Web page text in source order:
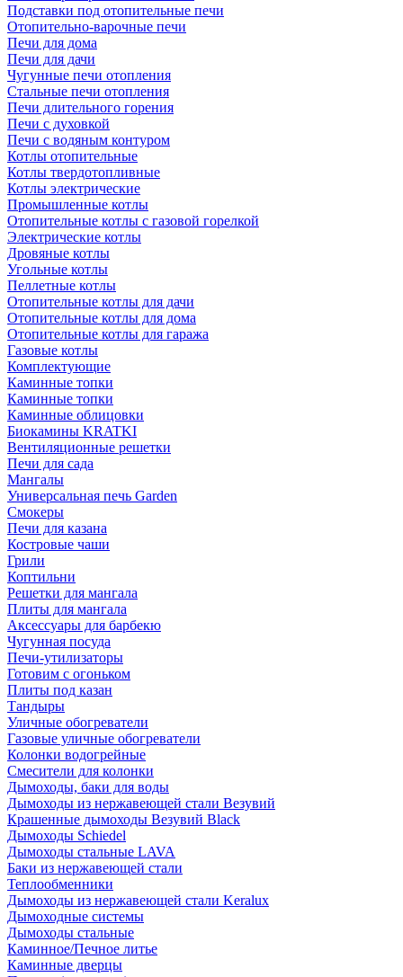
Подставки под отопительные печи
Отопительно-варочные печи
Печи для дома
Печи для дачи
Чугунные печи отопления
Стальные печи отопления
Печи длительного горения
Печи с духовкой
Печи с водяным контуром
Котлы отопительные
Котлы твердотопливные
Котлы электрические
Промышленные котлы
Отопительные котлы с газовой горелкой
Электрические котлы
Дровяные котлы
Угольные котлы
Пеллетные котлы
Отопительные котлы для дачи
Отопительные котлы для дома
Отопительные котлы для гаража
Газовые котлы
Комплектующие
Каминные топки
Каминные топки
Каминные облицовки
Биокамины KRATKI
Вентиляционные решетки
Печи для сада
Мангалы
Универсальная печь Garden
Смокеры
Печи для казана
Костровые чаши
Грили
Коптильни
Решетки для мангала
Плиты для мангала
Аксессуары для барбекю
Чугунная посуда
Печи-утилизаторы
Готовим с огоньком
Плиты под казан
Тандыры
Уличные обогреватели
Газовые уличные обогреватели
Колонки водогрейные
Смесители для колонки
Дымоходы, баки для воды
Дымоходы из нержавеющей стали Везувий
Крашенные дымоходы Везувий Black
Дымоходы Schiedel
Дымоходы стальные LAVA
Баки из нержавеющей стали
Теплообменники
Дымоходы из нержавеющей стали Keralux
Дымоходные системы
Дымоходы стальные
Каминное/Печное литье
Каминные дверцы